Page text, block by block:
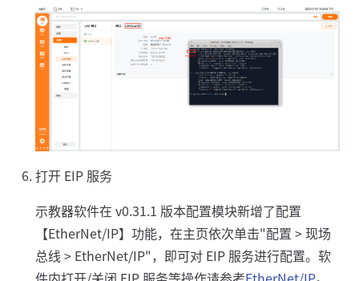
打开 EIP 服务
示教器软件在 v0.31.1 版本配置模块新增了配置
【EtherNet/IP】功能，在主页依次单击"配置 > 现场
总线 > EtherNet/IP"，即可对 EIP 服务进行配置。软